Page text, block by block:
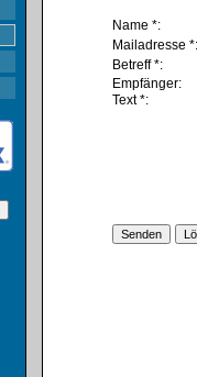
Name *:
Mailadresse *:
Betreff *:
Empfänger:
Text *: